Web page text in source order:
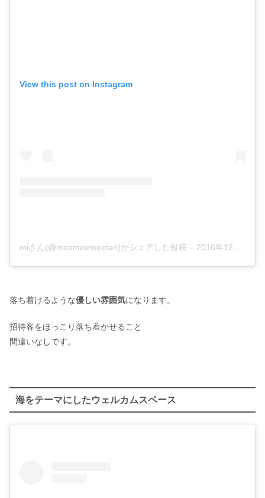
View this post on Instagram
miさん(@meemeemeetan)がシェアした投稿 – 2016年12月月13日午前12時51分PST
落ち着けるような優しい雰囲気になります。
招待客をほっこり落ち着かせること
間違いなしです。
海をテーマにしたウェルカムスペース